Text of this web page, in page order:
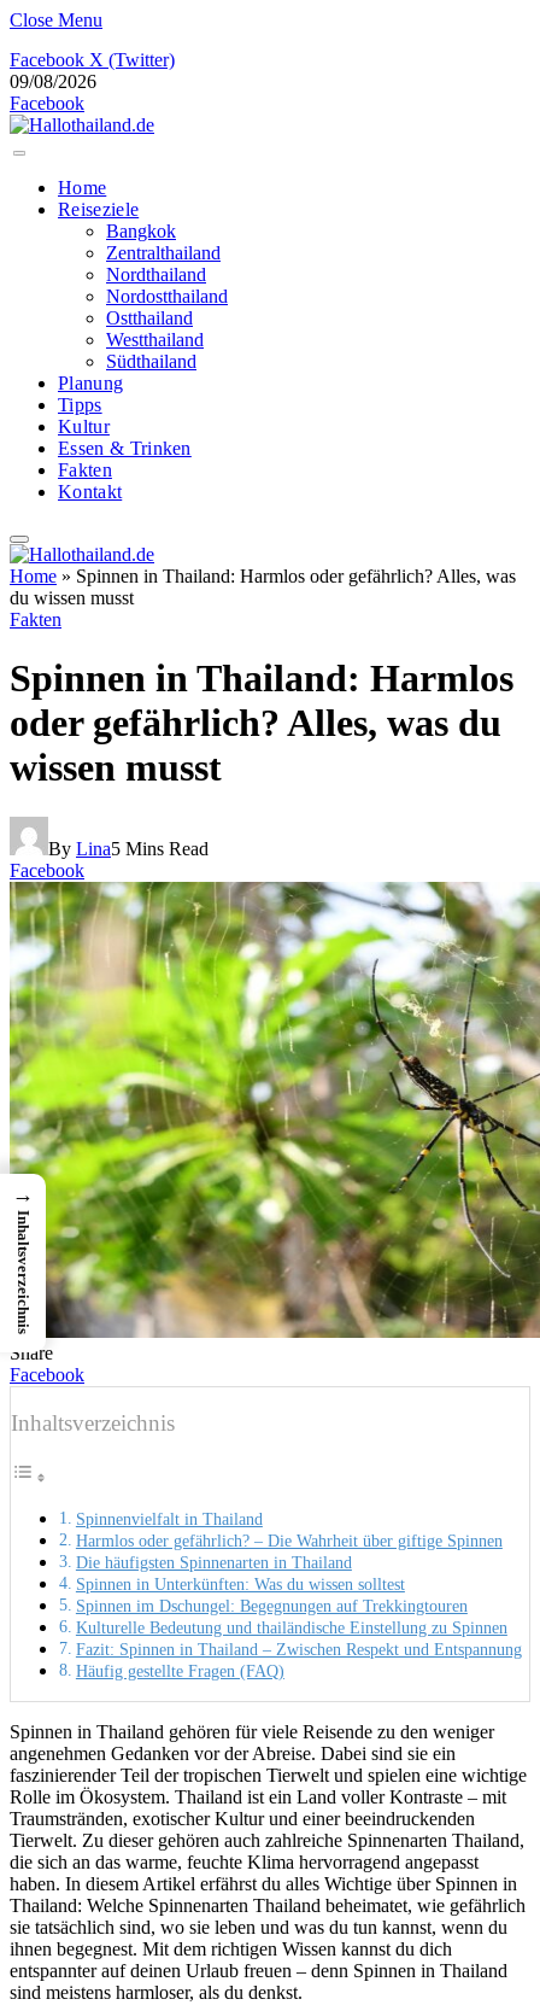
Close Menu
Facebook X (Twitter)
09/08/2026
Facebook
Home
Reiseziele
Bangkok
Zentralthailand
Nordthailand
Nordostthailand
Ostthailand
Westthailand
Südthailand
Planung
Tipps
Kultur
Essen & Trinken
Fakten
Kontakt
Home » Spinnen in Thailand: Harmlos oder gefährlich? Alles, was
du wissen musst
Fakten
Spinnen in Thailand: Harmlos
oder gefährlich? Alles, was du
wissen musst
By Lina5 Mins Read
Facebook
Share
Facebook
Inhaltsverzeichnis
Spinnenvielfalt in Thailand
Harmlos oder gefährlich? – Die Wahrheit über giftige Spinnen
Die häufigsten Spinnenarten in Thailand
Spinnen in Unterkünften: Was du wissen solltest
Spinnen im Dschungel: Begegnungen auf Trekkingtouren
Kulturelle Bedeutung und thailändische Einstellung zu Spinnen
Fazit: Spinnen in Thailand – Zwischen Respekt und Entspannung
Häufig gestellte Fragen (FAQ)
Spinnen in Thailand gehören für viele Reisende zu den weniger
angenehmen Gedanken vor der Abreise. Dabei sind sie ein
faszinierender Teil der tropischen Tierwelt und spielen eine wichtige
Rolle im Ökosystem. Thailand ist ein Land voller Kontraste – mit
Traumstränden, exotischer Kultur und einer beeindruckenden
Tierwelt. Zu dieser gehören auch zahlreiche Spinnenarten Thailand,
die sich an das warme, feuchte Klima hervorragend angepasst
haben. In diesem Artikel erfährst du alles Wichtige über Spinnen in
Thailand: Welche Spinnenarten Thailand beheimatet, wie gefährlich
sie tatsächlich sind, wo sie leben und was du tun kannst, wenn du
ihnen begegnest. Mit dem richtigen Wissen kannst du dich
entspannter auf deinen Urlaub freuen – denn Spinnen in Thailand
sind meistens harmloser, als du denkst.
→
Inhaltsverzeichnis